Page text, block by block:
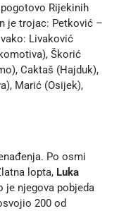
Rijekinih
je trojac: Petković –
Livaković
Škorić
Caktaš (Hajduk),
Marić (Osijek),
Po osmi
lopta, Luka
je njegova pobjeda
200 od